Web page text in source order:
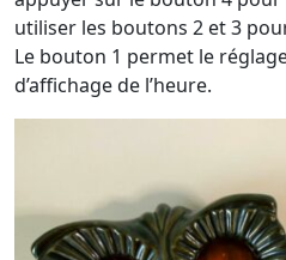
utiliser les boutons 2 et 3
Le bouton 1 permet le
d’affichage de l’heure.